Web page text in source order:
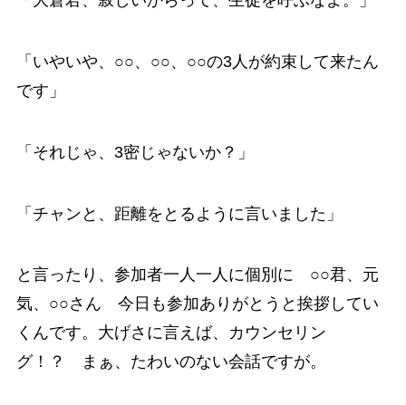
「いやいや、○○、○○、○○の3人が約束して来たん
です」
「それじゃ、3密じゃないか？」
「チャンと、距離をとるように言いました」
と言ったり、参加者一人一人に個別に ○○君、元
気、○○さん 今日も参加ありがとうと挨拶してい
くんです。大げさに言えば、カウンセリン
グ！？ まぁ、たわいのない会話ですが。